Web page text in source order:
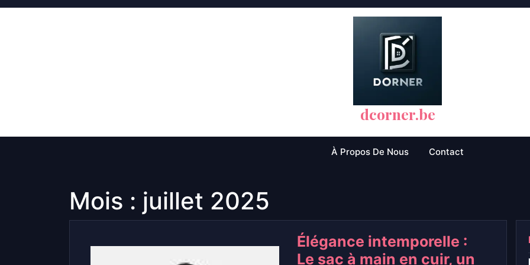
Skip
dcorner.be
À Propos De Nous Contact
Mois : juillet 2025
Élégance intemporelle :
Le sac à main en cuir, un